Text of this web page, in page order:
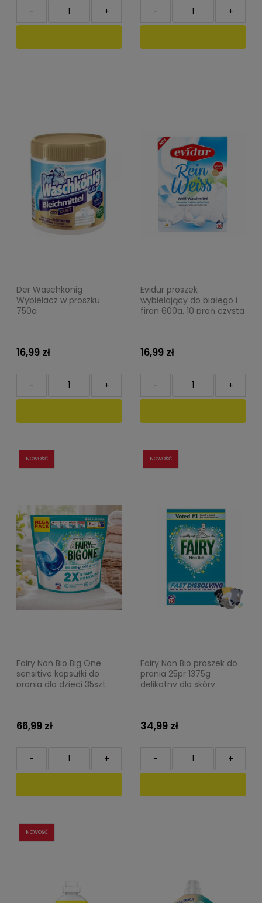
+
- +
-
Der Waschkonig
Wybielacz w proszku
750g
16,99 zł
+
-
Evidur proszek
wybielający do białego i
firan 600g, 10 prań czysta
16,99 zł
+
-
Fairy Non Bio Big One
sensitive kapsułki do
prania dla dzieci 35szt
66,99 zł
+
-
NOWOŚĆ
Fairy Non Bio proszek do
prania 25pr 1375g
delikatny dla skóry
34,99 zł
+
-
NOWOŚĆ
NOWOŚĆ